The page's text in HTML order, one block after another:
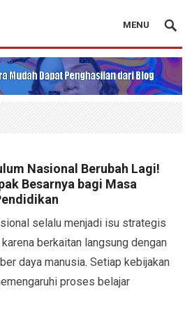
MENU
Nasional Berubah Lagi!
Besarnya bagi Masa
selalu menjadi isu strategis
berkaitan langsung dengan
daya manusia. Setiap kebijakan
proses belajar